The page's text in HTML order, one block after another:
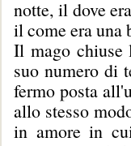
notte, il dove
il come era una
Il mago chiuse
suo numero di
fermo posta
allo stesso
in amore in